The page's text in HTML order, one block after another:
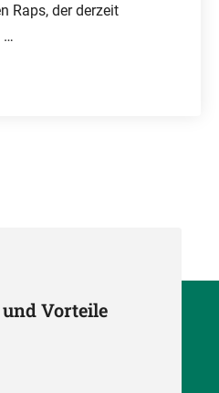
Raps, der derzeit
…
Vorteile